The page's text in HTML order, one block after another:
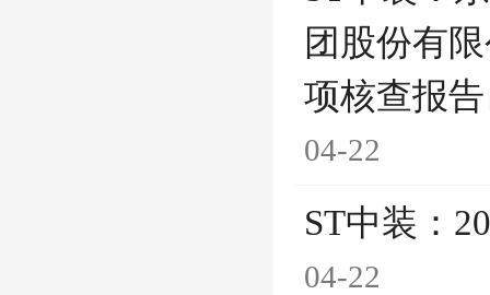
团股份有
项核查报告
04-22
ST中装：
04-22